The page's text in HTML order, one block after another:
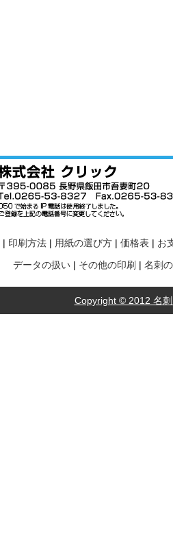
| 印刷方法 | 用紙の選び方 | 価格表 | お
データの扱い | その他の印刷 | 名刺
Copyright © 2012 名